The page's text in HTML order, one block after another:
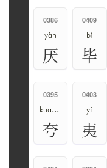
0386
yàn
厌
0409
bì
毕
0395
kuā、kuà
夸
0403
yí
夷